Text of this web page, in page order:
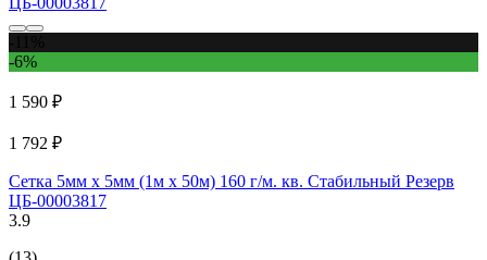
-6%
1 590 ₽
1 792 ₽
Сетка 5мм х 5мм (1м х 50м) 160 г/м. кв. Стабильный Резерв
ЦБ-00003817
3.9